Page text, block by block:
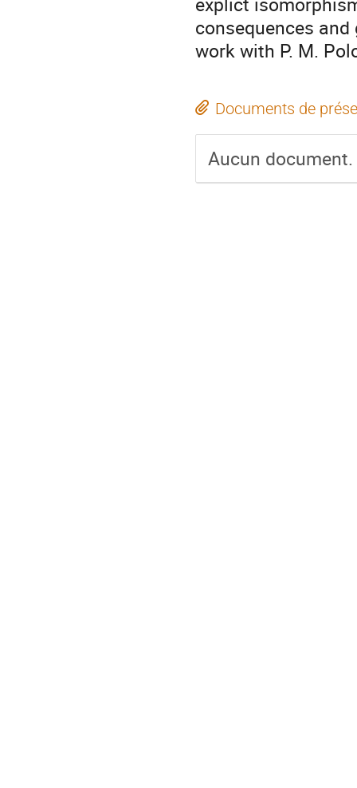
consequences
work with P. M.
Documents de
Aucun document.